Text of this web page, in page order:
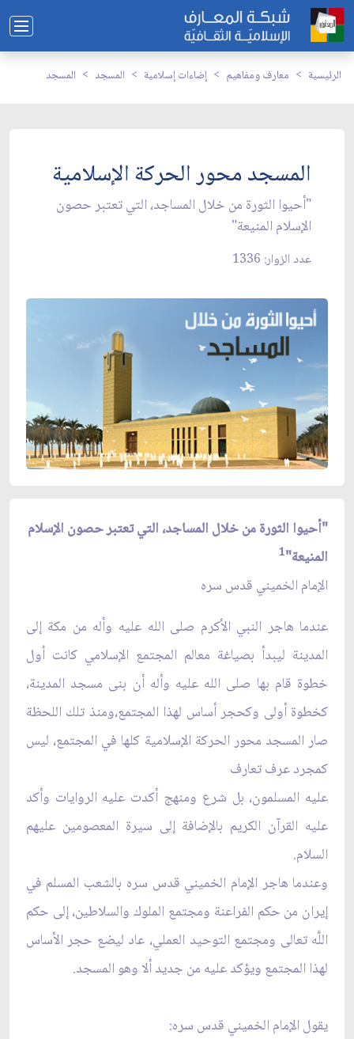
الرئيسية معارف ومفاهيم إضاءات إسلامية المسجد المسجد
المسجد محور الحركة الإسلامية
"أحيوا الثورة من خلال المساجد، التي تعتبر حصون
الإسلام المنيعة"
عدد الزوار: 1336
"أحيوا الثورة من خلال المساجد، التي تعتبر حصون الإسلام
المنيعة"1
الإمام الخميني قدس سره
عندما هاجر النبي الأكرم صلى الله عليه وأله من مكة إلى
المدينة ليبدأ بصياغة معالم المجتمع الإسلامي كانت أول
خطوة قام بها صلى الله عليه وأله أن بنى مسجد المدينة،
كخطوة أولى وكحجر أساس لهذا المجتمع،ومنذ تلك اللحظة
صار المسجد محور الحركة الإسلامية كلها في المجتمع، ليس
كمجرد عرف تعارف
عليه المسلمون، بل شرع ومنهج أكدت عليه الروايات وأكد
عليه القرآن الكريم بالإضافة إلى سيرة المعصومين عليهم
السلام.
وعندما هاجر الإمام الخميني قدس سره بالشعب المسلم في
إيران من حكم الفراعنة ومجتمع الملوك والسلاطين، إلى حكم
اللَّه تعالى ومجتمع التوحيد العملي، عاد ليضع حجر الأساس
لهذا المجتمع ويؤكد عليه من جديد ألا وهو المسجد.
يقول الإمام الخميني قدس سره: